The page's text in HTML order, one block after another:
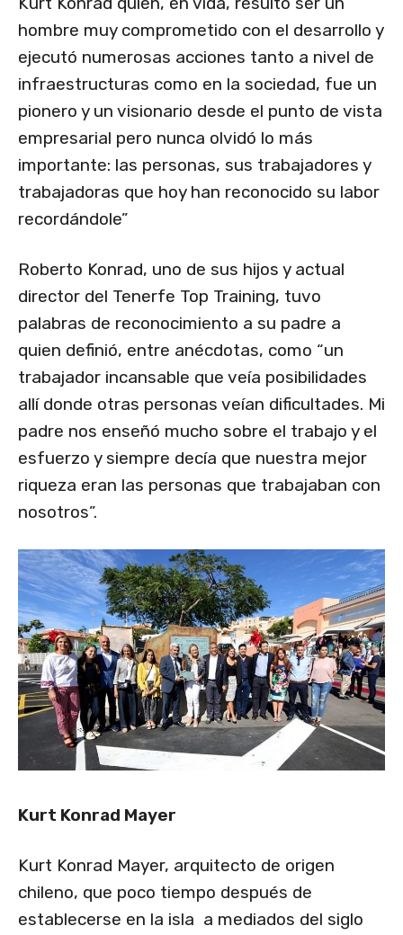
hombre muy comprometido con el desarrollo y
ejecutó numerosas acciones tanto a nivel de
infraestructuras como en la sociedad, fue un
pionero y un visionario desde el punto de vista
empresarial pero nunca olvidó lo más
importante: las personas, sus trabajadores y
trabajadoras que hoy han reconocido su labor
recordándole”
Roberto Konrad, uno de sus hijos y actual
director del Tenerfe Top Training, tuvo
palabras de reconocimiento a su padre a
quien definió, entre anécdotas, como “un
trabajador incansable que veía posibilidades
allí donde otras personas veían dificultades. Mi
padre nos enseñó mucho sobre el trabajo y el
esfuerzo y siempre decía que nuestra mejor
riqueza eran las personas que trabajaban con
nosotros”.
Kurt Konrad Mayer
Kurt Konrad Mayer, arquitecto de origen
chileno, que poco tiempo después de
establecerse en la isla a mediados del siglo